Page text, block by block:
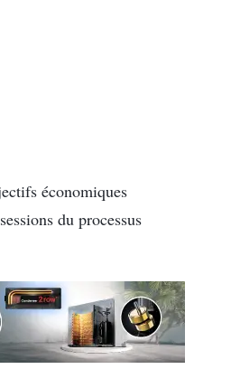
économiques
du processus